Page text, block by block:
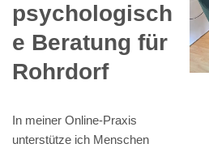
psychologisch
e Beratung für
Rohrdorf
In meiner Online-Praxis
unterstütze ich Menschen